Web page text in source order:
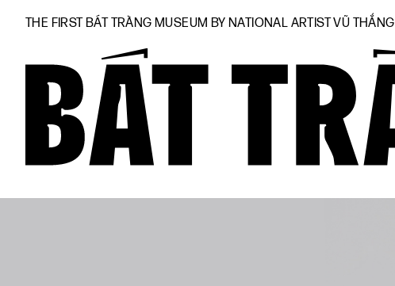
THE FIRST BÁT TRÀNG MUSEUM BY NATIONAL ARTIST VŨ THẮNG